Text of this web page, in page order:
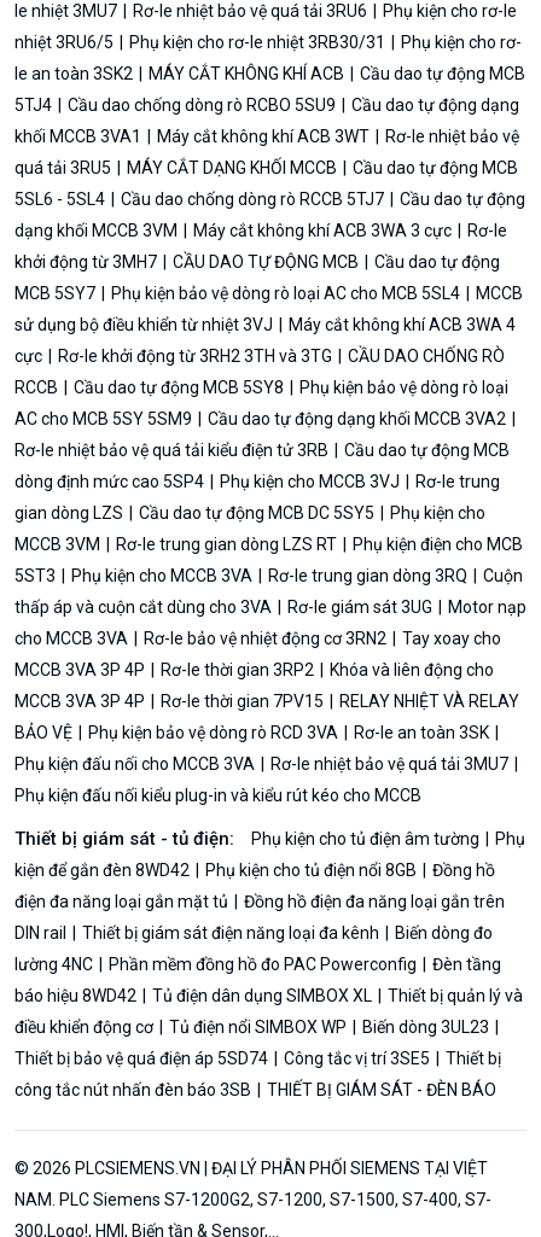
le nhiệt 3MU7
Rơ-le nhiệt bảo vệ quá tải 3RU6
Phụ kiện cho rơ-le
nhiệt 3RU6/5
Phụ kiện cho rơ-le nhiệt 3RB30/31
Phụ kiện cho rơ-
le an toàn 3SK2
MÁY CẮT KHÔNG KHÍ ACB
Cầu dao tự động MCB
5TJ4
Cầu dao chống dòng rò RCBO 5SU9
Cầu dao tự động dạng
khối MCCB 3VA1
Máy cắt không khí ACB 3WT
Rơ-le nhiệt bảo vệ
quá tải 3RU5
MÁY CẮT DẠNG KHỐI MCCB
Cầu dao tự động MCB
5SL6 - 5SL4
Cầu dao chống dòng rò RCCB 5TJ7
Cầu dao tự động
dạng khối MCCB 3VM
Máy cắt không khí ACB 3WA 3 cực
Rơ-le
khởi động từ 3MH7
CẦU DAO TỰ ĐỘNG MCB
Cầu dao tự động
MCB 5SY7
Phụ kiện bảo vệ dòng rò loại AC cho MCB 5SL4
MCCB
sử dụng bộ điều khiển từ nhiệt 3VJ
Máy cắt không khí ACB 3WA 4
cực
Rơ-le khởi động từ 3RH2 3TH và 3TG
CẦU DAO CHỐNG RÒ
RCCB
Cầu dao tự động MCB 5SY8
Phụ kiện bảo vệ dòng rò loại
AC cho MCB 5SY 5SM9
Cầu dao tự động dạng khối MCCB 3VA2
Rơ-le nhiệt bảo vệ quá tải kiểu điện tử 3RB
Cầu dao tự động MCB
dòng định mức cao 5SP4
Phụ kiện cho MCCB 3VJ
Rơ-le trung
gian dòng LZS
Cầu dao tự động MCB DC 5SY5
Phụ kiện cho
MCCB 3VM
Rơ-le trung gian dòng LZS RT
Phụ kiện điện cho MCB
5ST3
Phụ kiện cho MCCB 3VA Rơ-le trung gian dòng 3RQ
Cuộn
thấp áp và cuộn cắt dùng cho 3VA
Rơ-le giám sát 3UG
Motor nạp
cho MCCB 3VA
Rơ-le bảo vệ nhiệt động cơ 3RN2
Tay xoay cho
MCCB 3VA 3P 4P
Rơ-le thời gian 3RP2
Khóa và liên động cho
MCCB 3VA 3P 4P
Rơ-le thời gian 7PV15
RELAY NHIỆT VÀ RELAY
BẢO VỆ
Phụ kiện bảo vệ dòng rò RCD 3VA
Rơ-le an toàn 3SK
Phụ kiện đấu nối cho MCCB 3VA
Rơ-le nhiệt bảo vệ quá tải 3MU7
Phụ kiện đấu nối kiểu plug-in và kiểu rút kéo cho MCCB
Thiết bị giám sát - tủ điện: Phụ kiện cho tủ điện âm tường
Phụ
kiện để gắn đèn 8WD42
Phụ kiện cho tủ điện nổi 8GB
Đồng hồ
điện đa năng loại gắn mặt tủ
Đồng hồ điện đa năng loại gắn trên
DIN rail
Thiết bị giám sát điện năng loại đa kênh
Biến dòng đo
lường 4NC
Phần mềm đồng hồ đo PAC Powerconfig
Đèn tầng
báo hiệu 8WD42
Tủ điện dân dụng SIMBOX XL
Thiết bị quản lý và
điều khiển động cơ
Tủ điện nổi SIMBOX WP
Biến dòng 3UL23
Thiết bị bảo vệ quá điện áp 5SD74
Công tắc vị trí 3SE5
Thiết bị
công tắc nút nhấn đèn báo 3SB
THIẾT BỊ GIÁM SÁT - ĐÈN BÁO
© 2026 PLCSIEMENS.VN | ĐẠI LÝ PHÂN PHỐI SIEMENS TẠI VIỆT
NAM. PLC Siemens S7-1200G2, S7-1200, S7-1500, S7-400, S7-
300,Logo!, HMI, Biến tần & Sensor,...